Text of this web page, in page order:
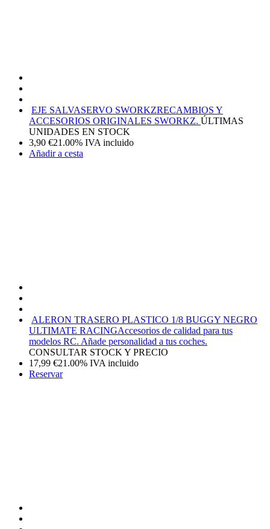
EJE SALVASERVO SWORKZRECAMBIOS Y
ACCESORIOS ORIGINALES SWORKZ. ÚLTIMAS
UNIDADES EN STOCK
3,90 €21.00% IVA incluido
Añadir a cesta
ALERON TRASERO PLASTICO 1/8 BUGGY NEGRO
ULTIMATE RACINGAccesorios de calidad para tus
modelos RC. Añade personalidad a tus coches.
CONSULTAR STOCK Y PRECIO
17,99 €21.00% IVA incluido
Reservar